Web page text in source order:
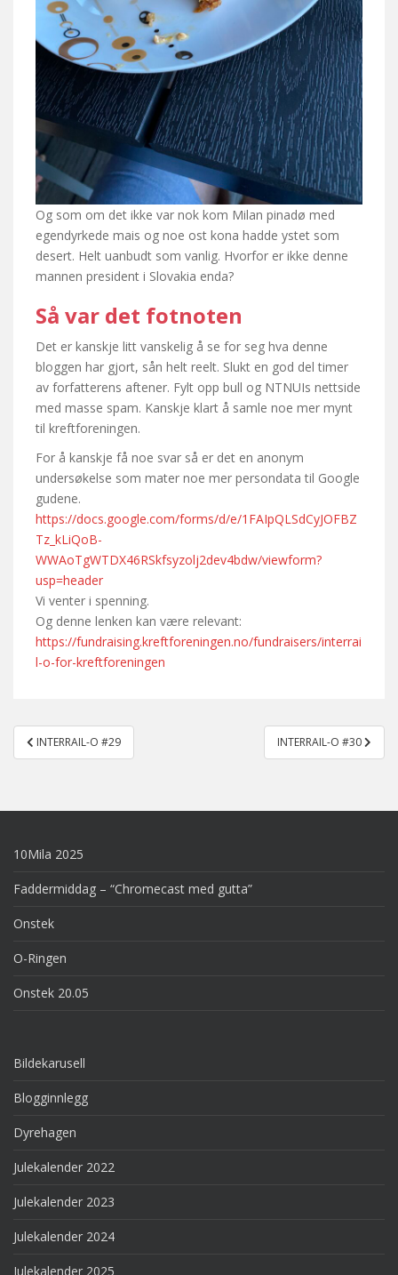
Og som om det ikke var nok kom Milan pinadø med
egendyrkede mais og noe ost kona hadde ystet som
desert. Helt uanbudt som vanlig. Hvorfor er ikke denne
mannen president i Slovakia enda?
Så var det fotnoten
Det er kanskje litt vanskelig å se for seg hva denne
bloggen har gjort, sån helt reelt. Slukt en god del timer
av forfatterens aftener. Fylt opp bull og NTNUIs nettside
med masse spam. Kanskje klart å samle noe mer mynt
til kreftforeningen.
For å kanskje få noe svar så er det en anonym
undersøkelse som mater noe mer persondata til Google
gudene.
https://docs.google.com/forms/d/e/1FAIpQLSdCyJOFBZ
Tz_kLiQoB-
WWAoTgWTDX46RSkfsyzolj2dev4bdw/viewform?
usp=header
Vi venter i spenning.
Og denne lenken kan være relevant:
https://fundraising.kreftforeningen.no/fundraisers/interrai
l-o-for-kreftforeningen
Post
navigation
INTERRAIL-O #29 INTERRAIL-O #30
10Mila 2025
Faddermiddag – “Chromecast med gutta”
Onstek
O-Ringen
Onstek 20.05
Bildekarusell
Blogginnlegg
Dyrehagen
Julekalender 2022
Julekalender 2023
Julekalender 2024
Julekalender 2025